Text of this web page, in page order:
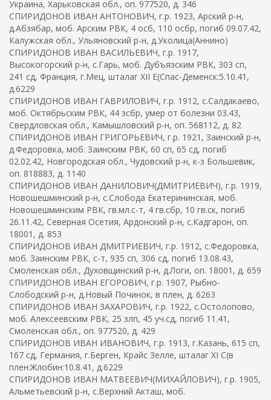
Украина, Харьковская обл., оп. 977520, д. 346
СПИРИДОНОВ ИВАН АНТОНОВИЧ, г.р. 1923, Арский р-н,
д.Абзябар, моб. Арским РВК, 4 осб, 110 осбр, погиб 09.07.42,
Калужская обл., Ульяновский р-н, д.Уколица(Аннино)
СПИРИДОНОВ ИВАН ВАСИЛЬЕВИЧ, г.р. 1917,
Высокогорский р-н, с.Гарь, моб. Дубъязским РВК, 303 сп,
241 сд, Франция, г.Мец, шталаг XII E(Спас-Деменск:5.10.41,
д.6229
СПИРИДОНОВ ИВАН ГАВРИЛОВИЧ, г.р. 1912, с.Салдакаево,
моб. Октябрьским РВК, 44 зсбр, умер от болезни 03.43,
Свердловская обл., Камышловский р-н, оп. 568112, д. 82
СПИРИДОНОВ ИВАН ГРИГОРЬЕВИЧ, г.р. 1921, Заинский р-н,
д.Федоровка, моб. Заинским РВК, 60 сп, 65 сд, погиб
02.02.42, Новгородская обл., Чудовский р-н, к-з Большевик,
оп. 818883, д. 1140
СПИРИДОНОВ ИВАН ДАНИЛОВИЧ(ДМИТРИЕВИЧ), г.р. 1919,
Новошешминский р-н, с.Слобода Екатерининская, моб.
Новошешминским РВК, гв.мл.с-т, 4 гв.сбр, 10 гв.ск, погиб
26.11.42, Северная Осетия, Ардонский р-н, с.Кадгарон, оп.
18001, д. 853
СПИРИДОНОВ ИВАН ДМИТРИЕВИЧ, г.р. 1912, с.Федоровка,
моб. Заинским РВК, с-т, 935 сп, 306 сд, погиб 13.08.43,
Смоленская обл., Духовщинский р-н, д.Логи, оп. 18001, д. 659
СПИРИДОНОВ ИВАН ЕГОРОВИЧ, г.р. 1907, Рыбно-
Слободский р-н, д.Новый Починок, в плен, д. 6263
СПИРИДОНОВ ИВАН ЗАХАРОВИЧ, г.р. 1922, с.Остолопово,
моб. Алексеевским РВК, 25 злп, 45 уч.сд, погиб 11.41,
Смоленская обл., оп. 977520, д. 429
СПИРИДОНОВ ИВАН ИВАНОВИЧ, г.р. 1913, г.Казань, 615 сп,
167 сд, Германия, г.Берген, Крайс Зелле, шталаг XI C(в
плен:Жлобин:10.8.41, д.6229
СПИРИДОНОВ ИВАН МАТВЕЕВИЧ(МИХАЙЛОВИЧ), г.р. 1905,
Альметьевский р-н, с.Верхний Акташ, моб.